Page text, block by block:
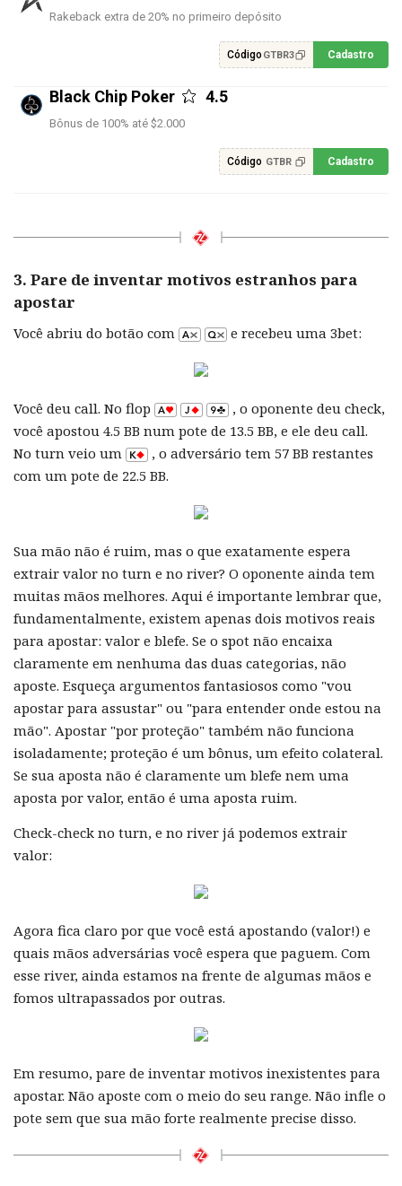
Rakeback extra de 20% no primeiro depósito
Código GTBR3 Cadastro
Black Chip Poker 4.5
Bônus de 100% até $2.000
Código GTBR Cadastro
3. Pare de inventar motivos estranhos para
apostar
Você abriu do botão com e recebeu uma 3bet:
Você deu call. No flop
, o oponente deu check,
você apostou 4.5 BB num pote de 13.5 BB, e ele deu call.
No turn veio um
, o adversário tem 57 BB restantes
com um pote de 22.5 BB.
Sua mão não é ruim, mas o que exatamente espera
extrair valor no turn e no river? O oponente ainda tem
muitas mãos melhores. Aqui é importante lembrar que,
fundamentalmente, existem apenas dois motivos reais
para apostar: valor e blefe. Se o spot não encaixa
claramente em nenhuma das duas categorias, não
aposte. Esqueça argumentos fantasiosos como "vou
apostar para assustar" ou "para entender onde estou na
mão". Apostar "por proteção" também não funciona
isoladamente; proteção é um bônus, um efeito colateral.
Se sua aposta não é claramente um blefe nem uma
aposta por valor, então é uma aposta ruim.
Check-check no turn, e no river já podemos extrair
valor:
Agora fica claro por que você está apostando (valor!) e
quais mãos adversárias você espera que paguem. Com
esse river, ainda estamos na frente de algumas mãos e
fomos ultrapassados por outras.
Em resumo, pare de inventar motivos inexistentes para
apostar. Não aposte com o meio do seu range. Não infle o
pote sem que sua mão forte realmente precise disso.